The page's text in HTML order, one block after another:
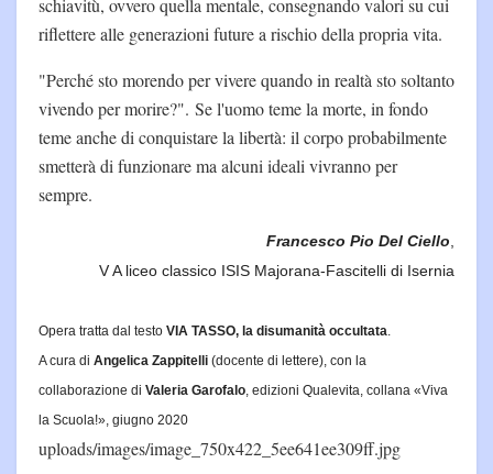
schiavitù, ovvero quella mentale, consegnando valori su cui
riflettere alle generazioni future a rischio della propria vita.
"Perché sto morendo per vivere quando in realtà sto soltanto
vivendo per morire?". Se l'uomo teme la morte, in fondo
teme anche di conquistare la libertà: il corpo probabilmente
smetterà di funzionare ma alcuni ideali vivranno per
sempre.
Francesco Pio Del Ciello
V A liceo classico ISIS Majorana-Fascitelli di Isernia
Opera tratta dal testo VIA TASSO, la disumanità occultata.
A cura di Angelica Zappitelli (docente di lettere), con la
collaborazione di Valeria Garofalo, edizioni Qualevita, collana «Viva
la Scuola!», giugno 2020
uploads/images/image_750x422_5ee641ee309ff.jpg